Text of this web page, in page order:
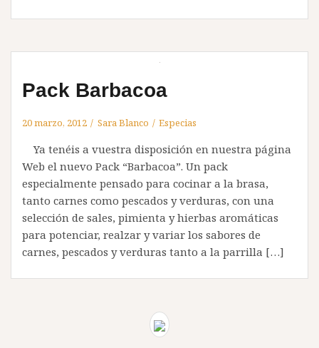
Pack Barbacoa
20 marzo, 2012 Sara Blanco Especias
Ya tenéis a vuestra disposición en nuestra página
Web el nuevo Pack “Barbacoa”. Un pack
especialmente pensado para cocinar a la brasa,
tanto carnes como pescados y verduras, con una
selección de sales, pimienta y hierbas aromáticas
para potenciar, realzar y variar los sabores de
carnes, pescados y verduras tanto a la parrilla […]